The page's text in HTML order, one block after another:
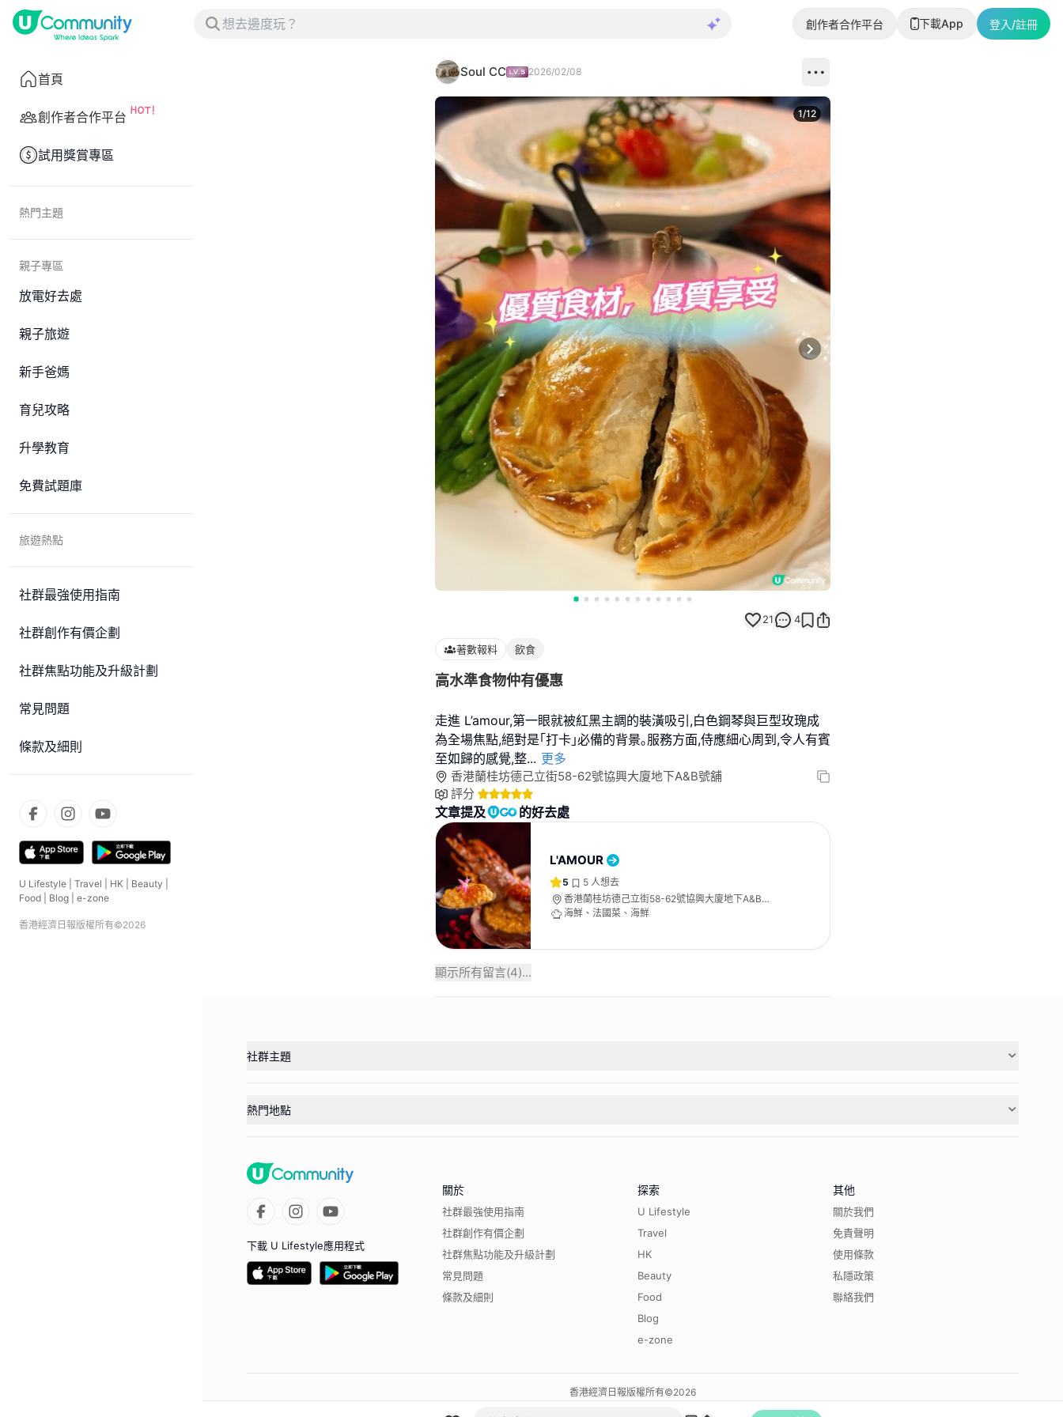
創作者合作平台 下載App 登入/註冊
首頁
創作者合作平台
試用獎賞專區
熱門主題
親子專區
放電好去處
親子旅遊
新手爸媽
育兒攻略
升學教育
免費試題庫
旅遊熱點
社群最強使用指南
社群創作有價企劃
社群焦點功能及升級計劃
常見問題
條款及細則
U Lifestyle Travel HK Beauty
Food
Blog e-zone
香港經濟日報版權所有©2026
Soul CC 2026/02/08
Next slide
1/12
21 4
著數報料 飲食
高水準食物仲有優惠
走進 L’amour,第一眼就被紅黑主調的裝潢吸引,白色鋼琴與巨型玫瑰成
為全場焦點,絕對是｢打卡｣必備的背景｡服務方面,侍應細心周到,令人有賓
至如歸的感覺,整... 更多
香港蘭桂坊德己立街58-62號協興大廈地下A&B號舖
評分
文章提及 的好去處
L'AMOUR
5 5 人想去
香港蘭桂坊德己立街58-62號協興大廈地下A&B號
舖
海鮮、法國菜、海鮮
顯示所有留言(4)...
社群主題
熱門地點
下載 U Lifestyle應用程式
關於
社群最強使用指南
社群創作有價企劃
社群焦點功能及升級計劃
常見問題
條款及細則
探索
U Lifestyle
Travel
HK
Beauty
Food
Blog
e-zone
其他
關於我們
免責聲明
使用條款
私隱政策
聯絡我們
香港經濟日報版權所有©2026